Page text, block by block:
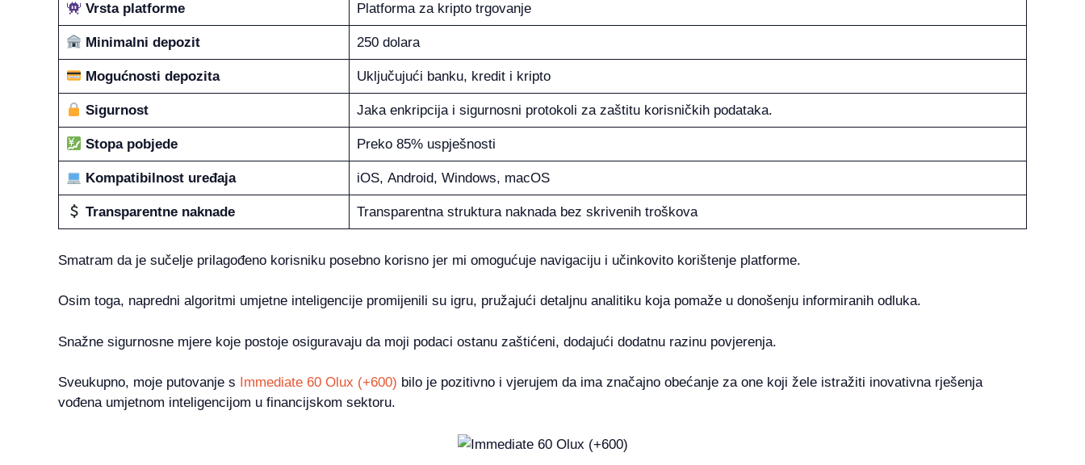
Vrsta platforme Platforma za kripto trgovanje
Minimalni depozit 250 dolara
Mogućnosti depozita Uključujući banku, kredit i kripto
Sigurnost Jaka enkripcija i sigurnosni protokoli za zaštitu korisničkih podataka.
Stopa pobjede Preko 85% uspješnosti
Kompatibilnost uređaja iOS, Android, Windows, macOS
Transparentne naknade Transparentna struktura naknada bez skrivenih troškova
Smatram da je sučelje prilagođeno korisniku posebno korisno jer mi omogućuje navigaciju i učinkovito korištenje platforme.
Osim toga, napredni algoritmi umjetne inteligencije promijenili su igru, pružajući detaljnu analitiku koja pomaže u donošenju informiranih odluka.
Snažne sigurnosne mjere koje postoje osiguravaju da moji podaci ostanu zaštićeni, dodajući dodatnu razinu povjerenja.
Sveukupno, moje putovanje s Immediate 60 Olux (+600) bilo je pozitivno i vjerujem da ima značajno obećanje za one koji žele istražiti inovativna rješenja
vođena umjetnom inteligencijom u financijskom sektoru.